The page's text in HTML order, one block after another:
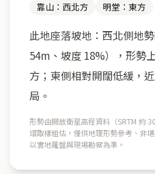
靠山：西北方
明堂：東方
此地座落坡地：西北側地
54m、坡度 18%），形勢
方；東側相對開闊低緩，
局。
形勢由開放衛星高程資料（SRTM 約
環取樣粗估，僅供地理形勢參考、非
以實地羅盤與現場勘察為準。